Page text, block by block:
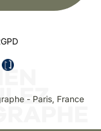
- Paris, France